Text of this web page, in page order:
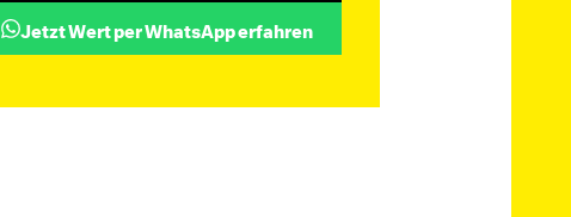
Jetzt Wert per WhatsApp erfahren